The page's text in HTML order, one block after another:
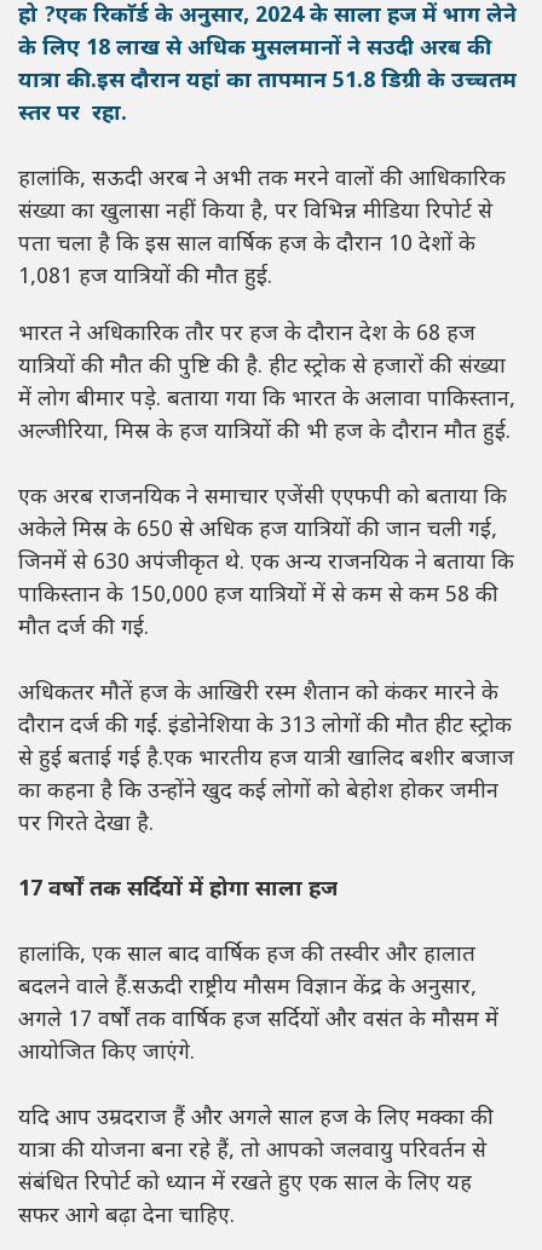
हो ?एक रिकाॅर्ड के अनुसार, 2024 के साला हज में भाग लेने
के लिए 18 लाख से अधिक मुसलमानों ने सउदी अरब की
यात्रा की.इस दौरान यहां का तापमान 51.8 डिग्री के उच्चतम
स्तर पर रहा.
हालांकि, सऊदी अरब ने अभी तक मरने वालों की आधिकारिक
संख्या का खुलासा नहीं किया है, पर विभिन्न मीडिया रिपोर्ट से
पता चला है कि इस साल वार्षिक हज के दौरान 10 देशों के
1,081 हज यात्रियों की मौत हुई.
भारत ने अधिकारिक तौर पर हज के दौरान देश के 68 हज
यात्रियों की मौत की पुष्टि की है. हीट स्ट्रोक से हजारों की संख्या
में लोग बीमार पड़़े. बताया गया कि भारत के अलावा पाकिस्तान,
अल्जीरिया, मिस्र के हज यात्रियों की भी हज के दौरान मौत हुई.
एक अरब राजनयिक ने समाचार एजेंसी एएफपी को बताया कि
अकेले मिस्र के 650 से अधिक हज यात्रियों की जान चली गई,
जिनमें से 630 अपंजीकृत थे. एक अन्य राजनयिक ने बताया कि
पाकिस्तान के 150,000 हज यात्रियों में से कम से कम 58 की
मौत दर्ज की गई.
अधिकतर मौतें हज के आखिरी रस्म शैतान को कंकर मारने के
दौरान दर्ज की गईं. इंडोनेशिया के 313 लोगों की मौत हीट स्ट्रोक
से हुई बताई गई है.एक भारतीय हज यात्री खालिद बशीर बजाज
का कहना है कि उन्होंने खुद कई लोगों को बेहोश होकर जमीन
पर गिरते देखा है.
17 वर्षों तक सर्दियों में होगा साला हज
हालांकि, एक साल बाद वार्षिक हज की तस्वीर और हालात
बदलने वाले हैं.सऊदी राष्ट्रीय मौसम विज्ञान केंद्र के अनुसार,
अगले 17 वर्षों तक वार्षिक हज सर्दियों और वसंत के मौसम में
आयोजित किए जाएंगे.
यदि आप उम्रदराज हैं और अगले साल हज के लिए मक्का की
यात्रा की योजना बना रहे हैं, तो आपको जलवायु परिवर्तन से
संबंधित रिपोर्ट को ध्यान में रखते हुए एक साल के लिए यह
सफर आगे बढ़ा देना चाहिए.